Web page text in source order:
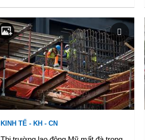
KINH TẾ - KH - CN